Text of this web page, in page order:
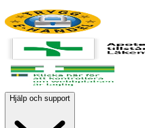
Hjälp och support